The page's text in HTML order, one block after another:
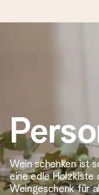
Wir bereiten dein
4,8
Unsere Geschenke
Wein schenken ist
eine edle Holzkiste
Weingeschenk für